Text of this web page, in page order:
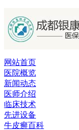
网站首页
医院概览
新闻动态
医师介绍
临床技术
先进设备
牛皮癣百科